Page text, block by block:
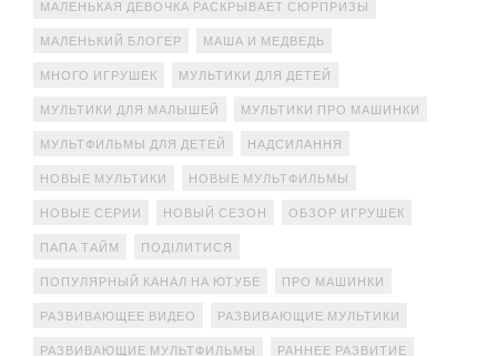
МАЛЕНЬКАЯ ДЕВОЧКА РАСКРЫВАЕТ СЮРПРИЗЫ
МАЛЕНЬКИЙ БЛОГЕР МАША И МЕДВЕДЬ
МНОГО ИГРУШЕК МУЛЬТИКИ ДЛЯ ДЕТЕЙ
МУЛЬТИКИ ДЛЯ МАЛЫШЕЙ МУЛЬТИКИ ПРО МАШИНКИ
МУЛЬТФИЛЬМЫ ДЛЯ ДЕТЕЙ НАДСИЛАННЯ
НОВЫЕ МУЛЬТИКИ НОВЫЕ МУЛЬТФИЛЬМЫ
НОВЫЕ СЕРИИ НОВЫЙ СЕЗОН ОБЗОР ИГРУШЕК
ПАПА ТАЙМ ПОДІЛИТИСЯ
ПОПУЛЯРНЫЙ КАНАЛ НА ЮТУБЕ ПРО МАШИНКИ
РАЗВИВАЮЩЕЕ ВИДЕО РАЗВИВАЮЩИЕ МУЛЬТИКИ
РАЗВИВАЮЩИЕ МУЛЬТФИЛЬМЫ РАННЕЕ РАЗВИТИЕ